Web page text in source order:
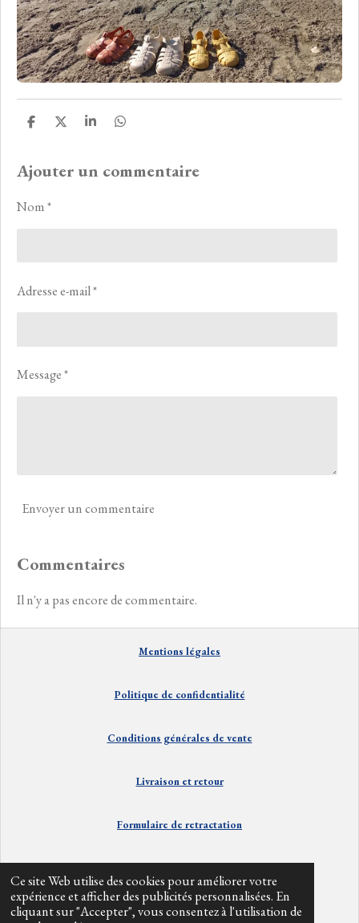
Ce site Web utilise des cookies pour améliorer votre
expérience et afficher des publicités personnalisées. En
cliquant sur "Accepter", vous consentez à l'utilisation de
P
t
a
e
P
t
a
P
t
a
P
t
a
Ajouter un commentaire
Nom *
Adresse e-mail *
Message *
Envoyer un commentaire
Commentaires
Il n'y a pas encore de commentaire.
Mentions légales
Politique de confidentialité
Conditions générales de vente
Livraison etretour
Formulaire de retractation
Info divers